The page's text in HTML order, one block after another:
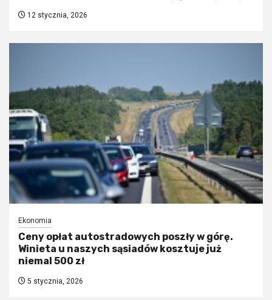
12 stycznia, 2026
Ekonomia
Ceny opłat autostradowych poszły w górę.
Winieta u naszych sąsiadów kosztuje już
niemal 500 zł
5 stycznia, 2026